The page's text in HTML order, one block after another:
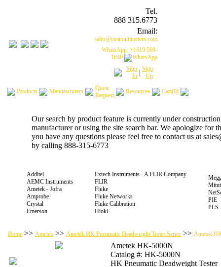
Tel.
888 315.6773
Email:
sales@usamultimeters.com
WhatsApp: +1619 569-
1640
Sign
In | Sign
Up
Products Manufacturers
Quote
Request
Resources Cart(0)
Our search by product feature is currently under
manufacturer or using the site search bar. We apologize for
you have any questions please feel free to contact us at
by calling 888-315-6773
Additel
AEMC Instruments
Ametek - Jofra
Amprobe
Crystal
Emerson
Extech Instruments - A FLIR Company
FLIR
Fluke
Fluke Networks
Fluke Calibration
Hioki
PIE
PLS
Home >> Ametek >> Ametek HK Pneumatic Deadweight Tester Series >> Ametek
Ametek HK-5000N
Catalog #: HK-5000N
HK Pneumatic Deadweight Tester